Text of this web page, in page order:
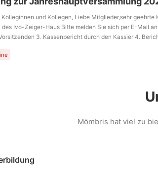
und Kollegen, Liebe Mitglieder,sehr
Ivo-Zeiger-Haus Bitte melden Sie sich per E-Mail
3. Kassenbericht durch den Kassier 4.
Mömbris hat viel zu